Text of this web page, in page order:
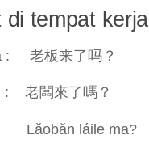
di tempat kerja
: 老板来了吗？
: 老闆來了嗎？
láile ma?